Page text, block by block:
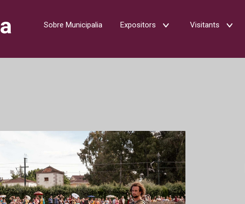
Sobre Municipalia Expositors Visitants